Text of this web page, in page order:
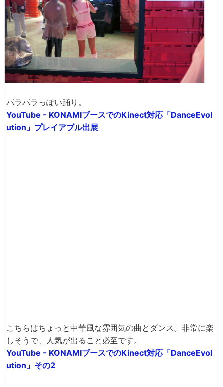
パラパラっぽい踊り。
YouTube - KONAMIブースでのKinect対応「DanceEvol
ution」プレイアブル出展
こちらはちょっと中華風な雰囲気の曲とダンス。非常に楽
しそうで、人気が出ること必至です。
YouTube - KONAMIブースでのKinect対応「DanceEvol
ution」その2